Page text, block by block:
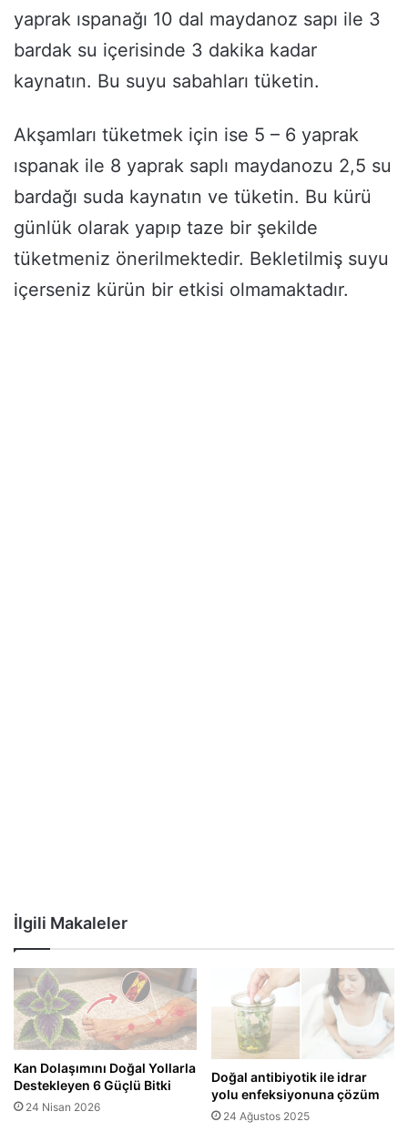
yaprak ıspanağı 10 dal maydanoz sapı ile 3
bardak su içerisinde 3 dakika kadar
kaynatın. Bu suyu sabahları tüketin.
Akşamları tüketmek için ise 5 – 6 yaprak
ıspanak ile 8 yaprak saplı maydanozu 2,5 su
bardağı suda kaynatın ve tüketin. Bu kürü
günlük olarak yapıp taze bir şekilde
tüketmeniz önerilmektedir. Bekletilmiş suyu
içerseniz kürün bir etkisi olmamaktadır.
İlgili Makaleler
Kan Dolaşımını Doğal Yollarla
Destekleyen 6 Güçlü Bitki
24 Nisan 2026
Doğal antibiyotik ile idrar
yolu enfeksiyonuna çözüm
24 Ağustos 2025